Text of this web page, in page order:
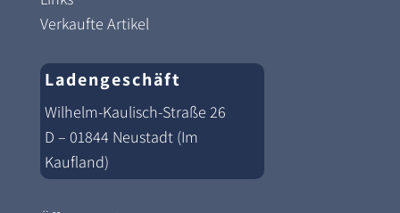
Verkaufte Artikel
Ladengeschäft
Wilhelm-Kaulisch-Straße 26
D – 01844 Neustadt (Im
Kaufland)